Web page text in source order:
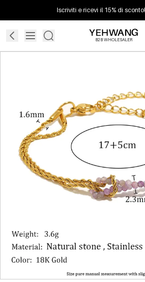
Iscriviti e ricevi il 15% di
B2B WHOLESALER